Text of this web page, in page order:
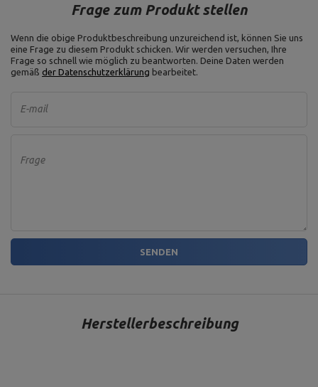
Frage zum Produkt stellen
Wenn die obige Produktbeschreibung unzureichend ist, können Sie uns
eine Frage zu diesem Produkt schicken. Wir werden versuchen, Ihre
Frage so schnell wie möglich zu beantworten. Deine Daten werden
gemäß der Datenschutzerklärung bearbeitet.
E-mail
Frage
SENDEN
Herstellerbeschreibung